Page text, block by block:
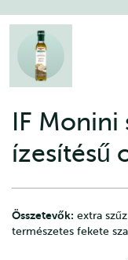
IF Monini
ízesítésű
Összetevők: extra
természetes fekete